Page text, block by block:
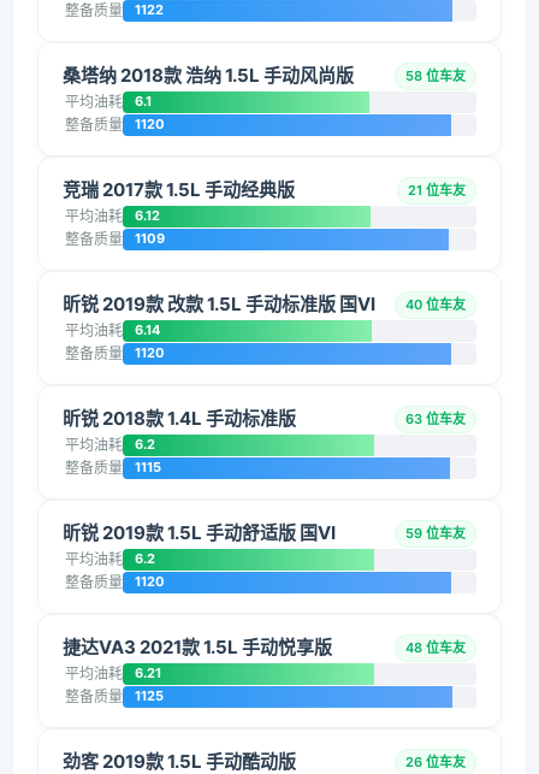
整备质量 1122
桑塔纳 2018款 浩纳 1.5L 手动风尚版 58 位车友
平均油耗 6.1
整备质量 1120
竞瑞 2017款 1.5L 手动经典版 21 位车友
平均油耗 6.12
整备质量 1109
昕锐 2019款 改款 1.5L 手动标准版 国VI 40 位车友
平均油耗 6.14
整备质量 1120
昕锐 2018款 1.4L 手动标准版 63 位车友
平均油耗 6.2
整备质量 1115
昕锐 2019款 1.5L 手动舒适版 国VI 59 位车友
平均油耗 6.2
整备质量 1120
捷达VA3 2021款 1.5L 手动悦享版 48 位车友
平均油耗 6.21
整备质量 1125
劲客 2019款 1.5L 手动酷动版 26 位车友